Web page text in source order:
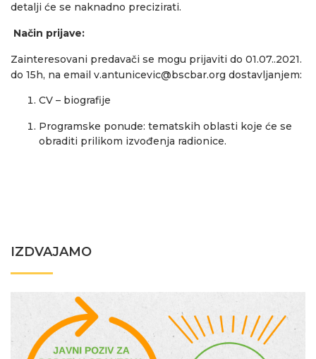
detalji će se naknadno precizirati.
Način prijave:
Zainteresovani predavači se mogu prijaviti do 01.07..2021.
do 15h, na email v.antunicevic@bscbar.org dostavljanjem:
CV – biografije
Programske ponude: tematskih oblasti koje će se
obraditi prilikom izvođenja radionice.
IZDVAJAMO